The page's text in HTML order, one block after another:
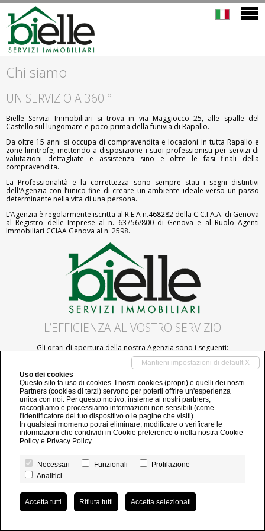
Chi siamo
UN SERVIZIO A 360 °
Bielle Servizi Immobiliari si trova in via Maggiocco 25, alle spalle del
Castello sul lungomare e poco prima della funivia di Rapallo.
Da oltre 15 anni si occupa di compravendita e locazioni in tutta Rapallo e
zone limitrofe, mettendo a disposizione i suoi professionisti per servizi di
valutazioni dettagliate e assistenza sino e oltre le fasi finali della
compravendita.
La Professionalità e la correttezza sono sempre stati i segni distintivi
dell'Agenzia con l’unico fine di creare un ambiente ideale verso un passo
determinante nella vita di una persona.
L’Agenzia è regolarmente iscritta al R.E.A n.468282 della C.C.I.A.A. di Genova
al Registro delle Imprese al n. 63756/800 di Genova e al Ruolo Agenti
Immobiliari CCIAA Genova al n. 2598.
L’EFFICIENZA AL VOSTRO SERVIZIO
Gli orari di apertura della nostra Agenzia sono i seguenti:
dal Lunedì al Sabato 9:00 - 12:30 e 15:00 - 19:00
alla Domenica su appuntamento
Bielle Servizi Immobiliari di Bertolone Loris
R.E.A n.468282 C.C.I.A.A. di Genova
C.F. BRTLRS69B14E463Y - P.IVA 02205160993
Registro Imprese n. 63756/800 – 2013 C.C.I.A.A. di Genova
info@bielleimmobiliare.it
Mantieni impostazioni di default X
Uso dei cookies
Questo sito fa uso di cookies. I nostri cookies (propri) e quelli dei nostri
Partners (cookies di terzi) servono per poterti offrire un'esperienza
unica con noi. Per questo motivo, insieme ai nostri partners,
raccogliamo e processiamo informazioni non sensibili (come
l'identificatore del tuo dispositivo o le pagine che visiti).
In qualsiasi momento potrai eliminare, modificare o verificare le
informazioni che condividi in Cookie preference o nella nostra Cookie
Policy e Privacy Policy.
Necessari Funzionali
Profilazione
Analitici
Accetta tutti Rifiuta tutti Accetta selezionati